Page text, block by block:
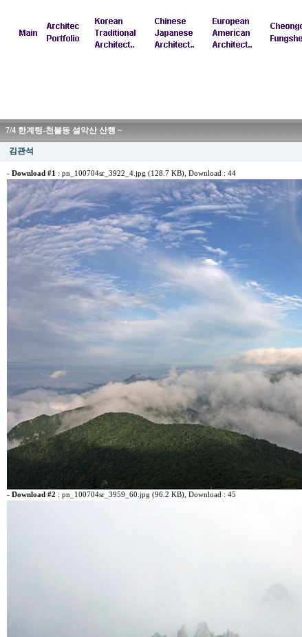
7/4 한계령-천불동 설악산 산행 ~
김관석
- Download #1 : pn_100704sr_3922_4.jpg (128.7 KB) , Download : 44
- Download #2 : pn_100704sr_3959_60.jpg (96.2 KB) , Download : 45